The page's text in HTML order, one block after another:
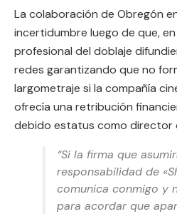
La colaboración de Obregón
incertidumbre luego de que,
profesional del doblaje
redes garantizando que no
largometraje si la compañía
ofrecía una retribución
debido estatus como director
“Si la firma que
responsabilidad de
comunica conmigo y
para acordar que